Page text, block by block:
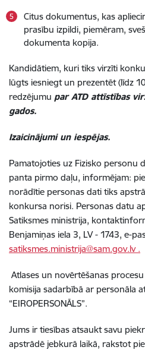
Citus dokumentus, kas
prasību izpildi, piemēram,
dokumenta kopija.
Kandidātiem, kuri tiks virzīti
lūgts iesniegt un prezentēt (līdz
redzējumu par ATD attīstības
gados.
Izaicinājumi un iespējas.
Pamatojoties uz Fizisko personu
panta pirmo daļu, informējam:
norādītie personas dati tiks
konkursa norisi. Personas datu
Satiksmes ministrija,
Benjamiņas iela 3, LV - 1743, e-
satiksmes.ministrija@sam.gov.lv .
Atlases un novērtēšanas
komisija sadarbībā ar personāla
“EIROPERSONĀLS”.
Jums ir tiesības atsaukt savu
apstrādē jebkurā laikā, rakstot